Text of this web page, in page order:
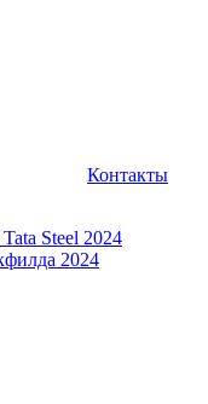
Контакты
Steel 2024
2024